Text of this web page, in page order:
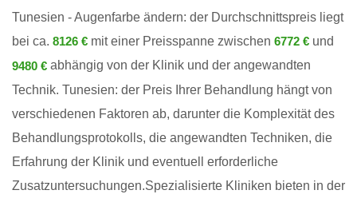
Tunesien - Augenfarbe ändern: der Durchschnittspreis liegt
bei ca. 8126 € mit einer Preisspanne zwischen 6772 € und
9480 € abhängig von der Klinik und der angewandten
Technik. Tunesien: der Preis Ihrer Behandlung hängt von
verschiedenen Faktoren ab, darunter die Komplexität des
Behandlungsprotokolls, die angewandten Techniken, die
Erfahrung der Klinik und eventuell erforderliche
Zusatzuntersuchungen.Spezialisierte Kliniken bieten in der